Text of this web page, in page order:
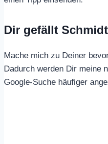
Dir gefällt
Mache mich zu Deiner
Dadurch werden Dir meine
Google-Suche häufiger